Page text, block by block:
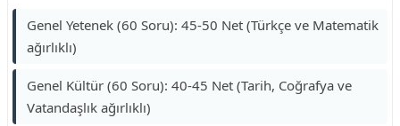
Genel Yetenek (60 Soru): 45-50 Net (Türkçe ve Matematik
ağırlıklı)
Genel Kültür (60 Soru): 40-45 Net (Tarih, Coğrafya ve
Vatandaşlık ağırlıklı)